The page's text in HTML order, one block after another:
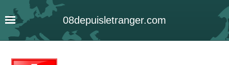
08depuisletranger.com